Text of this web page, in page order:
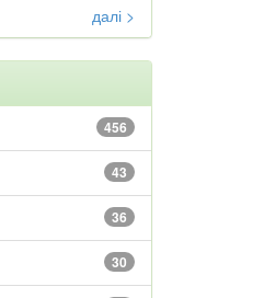
далі >
456
43
36
30